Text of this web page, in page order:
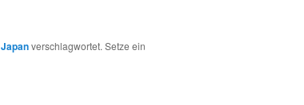
Japanverschlagwortet. Setze ein